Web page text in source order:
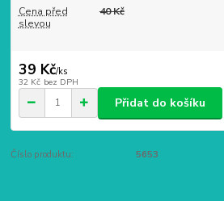
Cena před
slevou
40 Kč
39 Kč/ks
32 Kč bez DPH
Přidat do košíku
Číslo produktu: 5653